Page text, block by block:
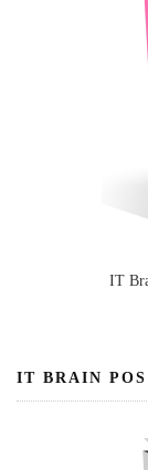
IT
IT BRAIN